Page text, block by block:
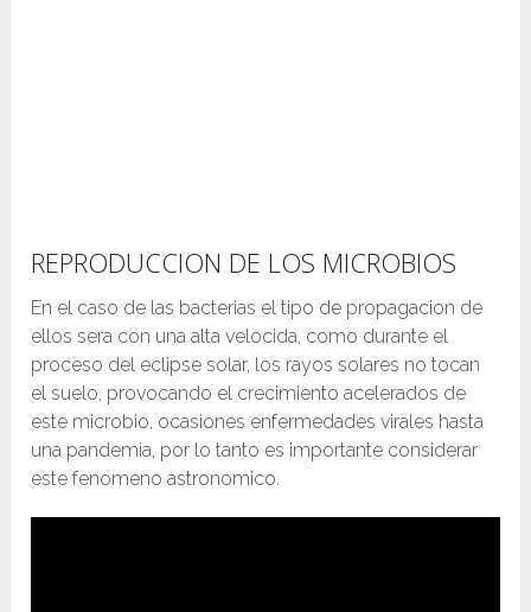
REPRODUCCION DE LOS MICROBIOS
En el caso de las bacterias el tipo de propagacion de
ellos sera con una alta velocida, como durante el
proceso del eclipse solar, los rayos solares no tocan
el suelo, provocando el crecimiento acelerados de
este microbio, ocasiones enfermedades virales hasta
una pandemia, por lo tanto es importante considerar
este fenomeno astronomico.